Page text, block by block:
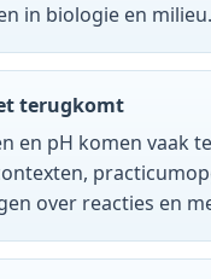
in biologie en milieu.
terugkomt
en pH komen vaak
over reacties en